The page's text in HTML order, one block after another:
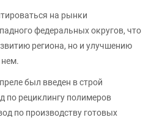
на рынки
федеральных округов, что
региона, но и улучшению
был введен в строй
по рециклингу полимеров
по производству готовых